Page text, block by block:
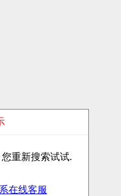
重新搜索试试.
在线客服